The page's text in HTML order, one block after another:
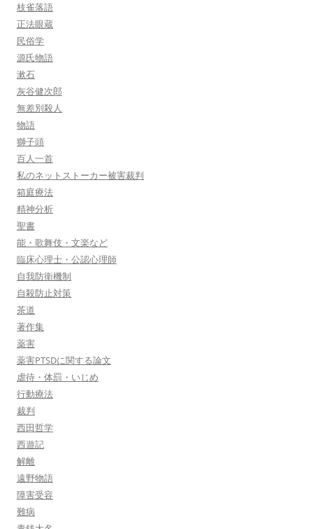
枝雀落語
正法眼蔵
民俗学
源氏物語
漱石
灰谷健次郎
無差別殺人
物語
獅子頭
百人一首
私のネットストーカー被害裁判
箱庭療法
精神分析
聖書
能・歌舞伎・文楽など
臨床心理士・公認心理師
自我防衛機制
自殺防止対策
茶道
著作集
薬害
薬害PTSDに関する論文
虐待・体罰・いじめ
行動療法
裁判
西田哲学
西遊記
解離
遠野物語
障害受容
難病